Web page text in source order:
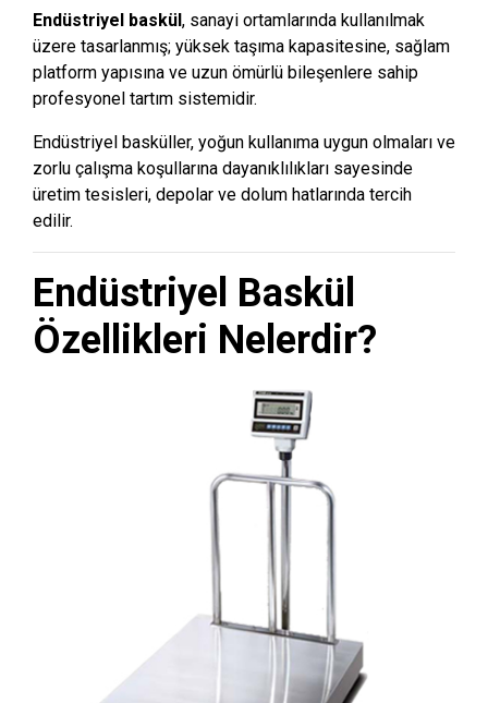
Endüstriyel baskül, sanayi ortamlarında kullanılmak
üzere tasarlanmış; yüksek taşıma kapasitesine, sağlam
platform yapısına ve uzun ömürlü bileşenlere sahip
profesyonel tartım sistemidir.
Endüstriyel basküller, yoğun kullanıma uygun olmaları ve
zorlu çalışma koşullarına dayanıklılıkları sayesinde
üretim tesisleri, depolar ve dolum hatlarında tercih
edilir.
Endüstriyel Baskül
Özellikleri Nelerdir?